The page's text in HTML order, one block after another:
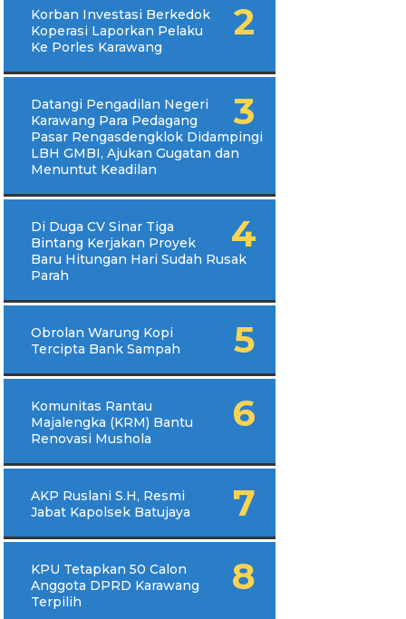
Korban Investasi Berkedok
Koperasi Laporkan Pelaku
Ke Porles Karawang
Datangi Pengadilan Negeri
Karawang Para Pedagang
Pasar Rengasdengklok Didampingi
LBH GMBI, Ajukan Gugatan dan
Menuntut Keadilan
Di Duga CV Sinar Tiga
Bintang Kerjakan Proyek
Baru Hitungan Hari Sudah Rusak
Parah
Obrolan Warung Kopi
Tercipta Bank Sampah
Komunitas Rantau
Majalengka (KRM) Bantu
Renovasi Mushola
AKP Ruslani S.H, Resmi
Jabat Kapolsek Batujaya
KPU Tetapkan 50 Calon
Anggota DPRD Karawang
Terpilih